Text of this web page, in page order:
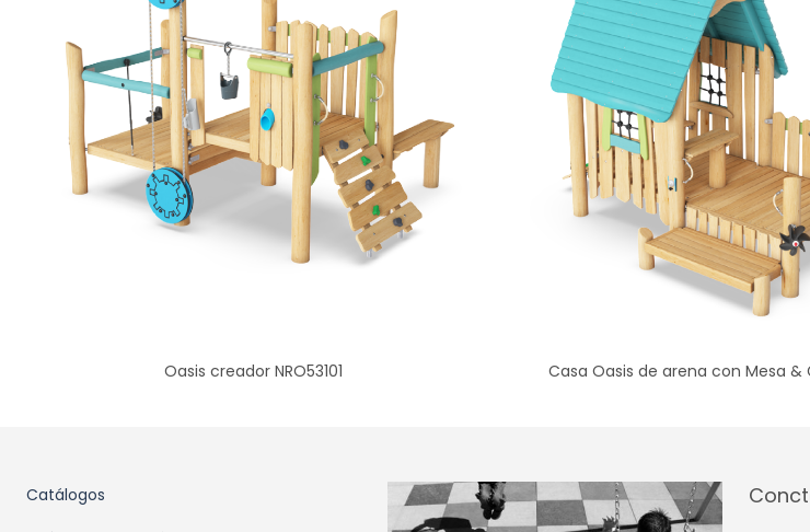
Oasis creador NRO53101 Casa Oasis de arena con Mesa &
Catálogos